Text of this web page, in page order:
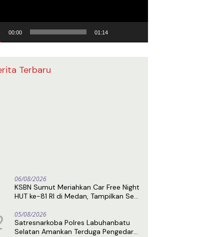
00:00 01:14
Terbaru
06/08/2026
KSBN Sumut Meriahkan Car Free Night
HUT ke-81 RI di Medan, Tampilkan Seni
05/08/2026
Satresnarkoba Polres Labuhanbatu
Selatan Amankan Terduga Pengedar